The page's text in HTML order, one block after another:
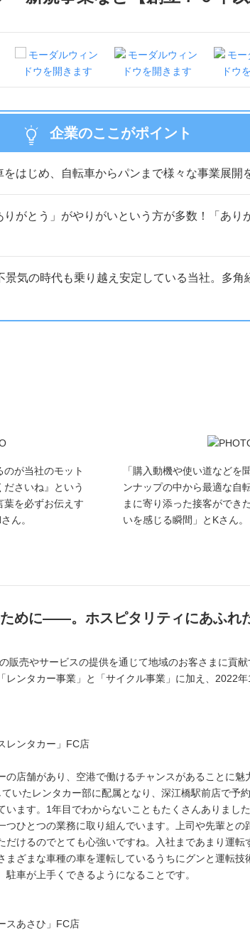
企業のここがポイント
をはじめ、自転車からパンまで様々な事業展
りがとう」がやりがいという方が多数！「あり
景気の時代も乗り越え安定している当社。多角
のが当社のモット
さいね』という
葉を必ずお伝えす
ん。
「購入動機や使い道などを
ンナップの中から最適な自
まに寄り添った接客ができ
いを感じる瞬間」とKさん。
めに――。ホスピタリティにあふれ
販売やサービスの提供を通じて地域のお客さまに貢
レンタカー事業」と「サイクル事業」に加え、2022
レンタカー」FC店
の店舗があり、空港で働けるチャンスがあることに魅
いたレンタカー部に配属となり、深江橋駅前店で予
います。1年目でわからないこともたくさんありまし
つひとつの業務に取り組んでいます。上司や先輩と
だけるのでとても心強いですね。入社まであまり運
まざまな車種の車を運転しているうちにグンと運転
駐車が上手くできるようになることです。
スあさひ」FC店